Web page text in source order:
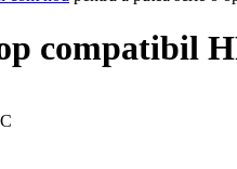
compatibil